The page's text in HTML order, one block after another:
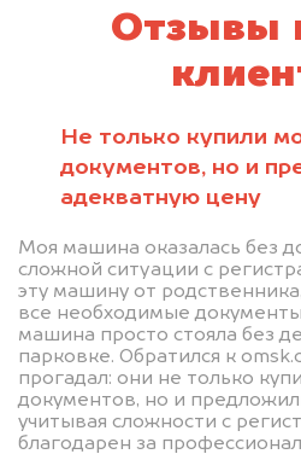
Отзывы
Не только купили
документов, но и
адекватную цену
Моя машина оказалась без
сложной ситуации с
эту машину от
все необходимые
машина просто стояла без
парковке. Обратился к
прогадал: они не только
документов, но и
учитывая сложности с
благодарен за